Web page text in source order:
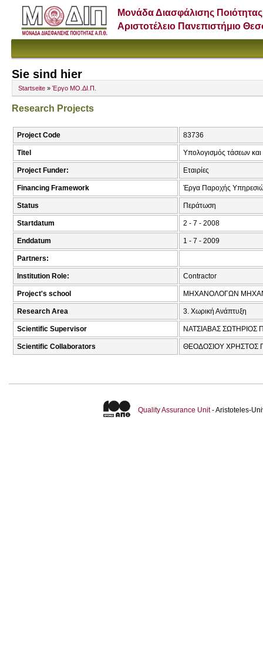
Μονάδα Διασφάλισης Ποιότητας
Αριστοτέλειο Πανεπιστήμιο
Sie sind hier
Startseite » Έργο ΜΟ.ΔΙ.Π.
Research Projects
Project Code 83736
Titel Υπολογισμός τάσεων και
Project Funder: Εταιρίες
Financing Framework Έργα Παροχής
Status Περάτωση
Startdatum 2 - 7 - 2008
Enddatum 1 - 7 - 2009
Partners:
Institution Role: Contractor
Project's school ΜΗΧΑΝΟΛΟΓΩΝ
Research Area 3. Χωρική Ανάπτυξη
Scientific Supervisor ΝΑΤΣΙΑΒΑΣ ΣΩΤΗΡΙΟΣ
Scientific Collaborators ΘΕΟΔΟΣΙΟΥ ΧΡΗΣΤΟΣ
Quality Assurance Unit- Aristoteles-